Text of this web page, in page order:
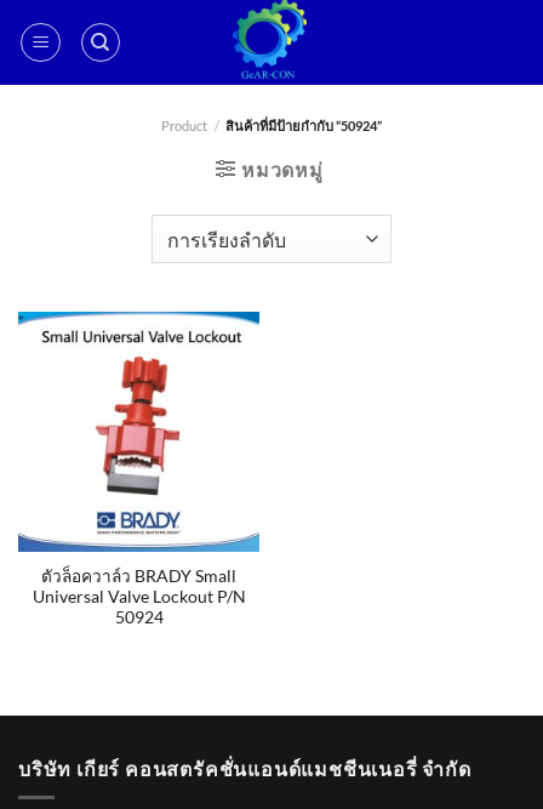
Product / สินค้าที่มีป้ายกำกับ “50924”
หมวดหมู่
ตัวล็อควาล์ว BRADY Small
Universal Valve Lockout P/N
50924
บริษัท เกียร์ คอนสตรัคชั่นแอนด์แมชชีนเนอรี่ จำกัด